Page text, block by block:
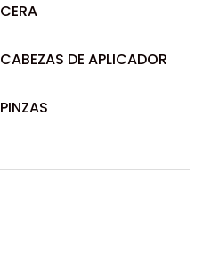
CERA
CABEZAS DE APLICADOR
PINZAS